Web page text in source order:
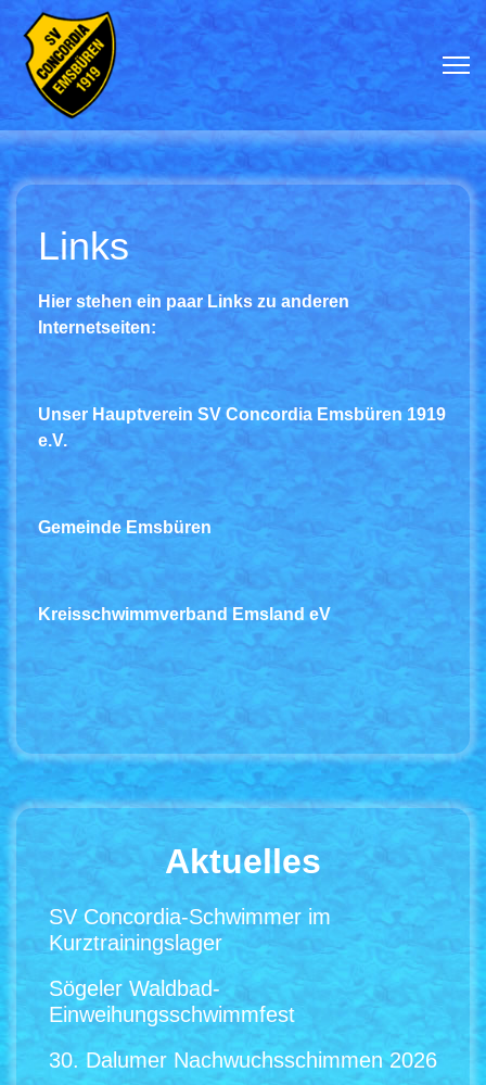
Links
Hier stehen ein paar Links zu anderen
Internetseiten:
Unser Hauptverein SV Concordia Emsbüren 1919
e.V.
Gemeinde Emsbüren
Kreisschwimmverband Emsland eV
Aktuelles
SV Concordia-Schwimmer im
Kurztrainingslager
Sögeler Waldbad-
Einweihungsschwimmfest
30. Dalumer Nachwuchsschimmen 2026